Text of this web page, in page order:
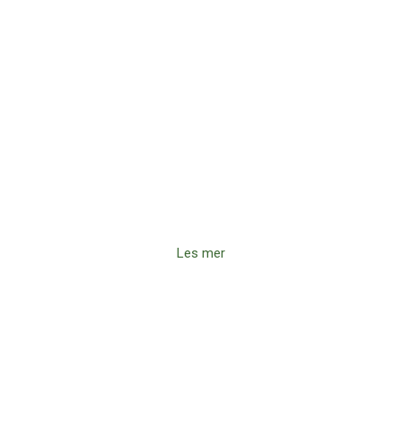
Les mer